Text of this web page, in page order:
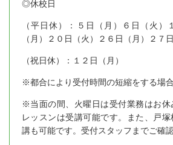
◎休校日
（平日休）：５日（月）６日（火）
（月）２０日（火）２６日（月）２７日
（祝日休）：１２日（月）
※都合により受付時間の短縮をする場合
※当面の間、火曜日は受付業務はお休
レッスンは受講可能です。また、戸
講も可能です。受付スタッフまでご確認